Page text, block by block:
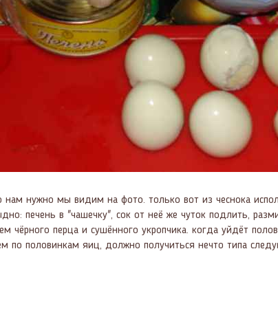
нам нужно мы видим на фото. только вот из чеснока
печень в "чашечку", сок от неё же чуток подлить,
чёрного перца и сушённого укропчика. когда уйдёт
по половинкам яиц, должно получиться нечто типа